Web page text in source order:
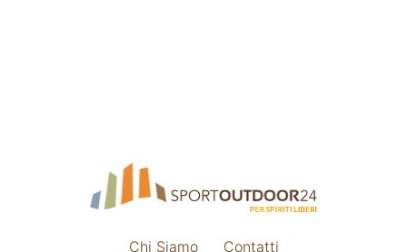
Chi Siamo Contatti